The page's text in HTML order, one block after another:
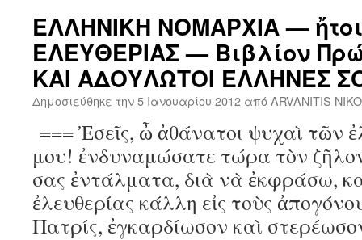
ΕΛΛΗΝΙΚΗ ΝΟΜΑΡΧΙΑ —
ΕΛΕΥΘΕΡΙΑΣ — Βιβλίον
ΚΑΙ ΑΔΟΥΛΩΤΟΙ ΕΛΛΗΝΕΣ
Δημοσιεύθηκε την5 Ιανουαρίου 2012 απόARVANITIS
=== Ἐσεῖς, ὦ ἀθάνατοι ψυχαὶ τῶν
μου! ἐνδυναμώσατε τώρα τὸν
σας ἐντάλματα, διὰ νὰ ἐκφράσω,
ἐλευθερίας κάλλη εἰς τοὺς
Πατρίς, ἐγκαρδίωσον καὶ